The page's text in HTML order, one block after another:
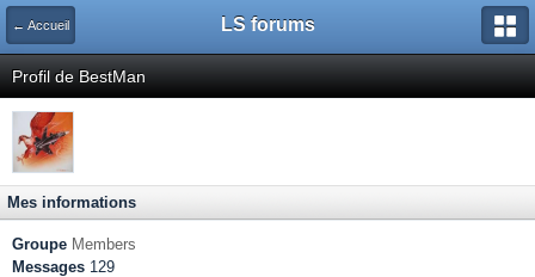
← Accueil LS forums
Profil de BestMan
Mes informations
Groupe Members
Messages 129